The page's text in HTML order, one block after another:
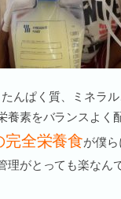
んぱく質、ミネラ
養素をバランスよく
完全栄養食が僕
理がとっても楽なん